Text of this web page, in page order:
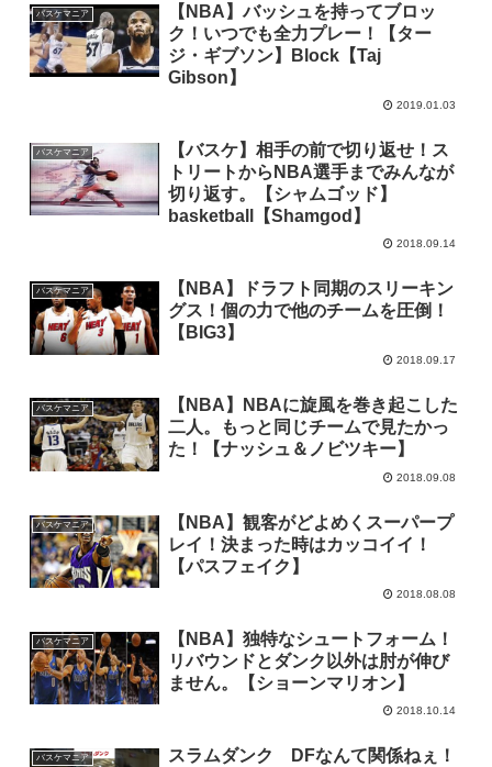
バスケマニア
【NBA】バッシュを持ってブロッ
ク！いつでも全力プレー！【ター
ジ・ギブソン】Block【Taj
Gibson】
2019.01.03
バスケマニア
【バスケ】相手の前で切り返せ！ス
トリートからNBA選手までみんなが
切り返す。【シャムゴッド】
basketball【Shamgod】
2018.09.14
バスケマニア
【NBA】ドラフト同期のスリーキン
グス！個の力で他のチームを圧倒！
【BIG3】
2018.09.17
バスケマニア
【NBA】NBAに旋風を巻き起こした
二人。もっと同じチームで見たかっ
た！【ナッシュ＆ノビツキー】
2018.09.08
バスケマニア
【NBA】観客がどよめくスーパープ
レイ！決まった時はカッコイイ！
【パスフェイク】
2018.08.08
バスケマニア
【NBA】独特なシュートフォーム！
リバウンドとダンク以外は肘が伸び
ません。【ショーンマリオン】
2018.10.14
バスケマニア
スラムダンク DFなんて関係ねぇ！